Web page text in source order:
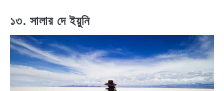
১৩. সালার দে ইয়ুনি